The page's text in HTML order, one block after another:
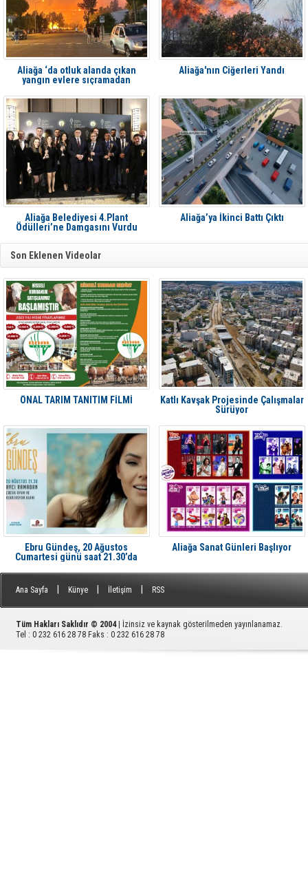
Aliağa ‘da otluk alanda çıkan
yangın evlere sıçramadan
Aliağa'nın Ciğerleri Yandı
Aliağa Belediyesi 4.Plant
Ödülleri’ne Damgasını Vurdu
Aliağa’ya İkinci Battı Çıktı
Son Eklenen Videolar
ÖNAL TARIM TANITIM FİLMİ
Katlı Kavşak Projesinde Çalışmalar
Sürüyor
Ebru Gündeş, 20 Ağustos
Cumartesi günü saat 21.30’da
Aliağa Sanat Günleri Başlıyor
Ana Sayfa Künye İletişim RSS
Tüm Hakları Saklıdır © 2004| İzinsiz ve kaynak gösterilmeden yayınlanamaz.
Tel : 0 232 616 28 78 Faks : 0 232 616 28 78